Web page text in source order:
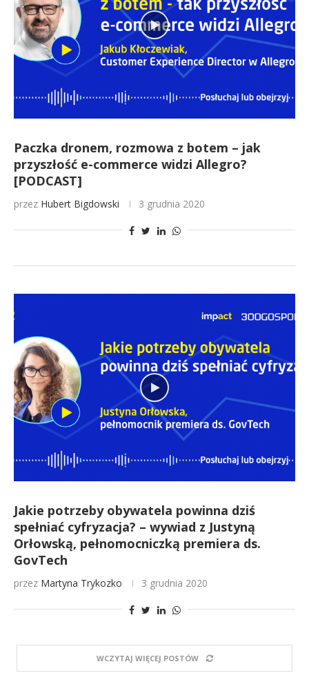
Paczka dronem, rozmowa z botem – jak
przyszłość e-commerce widzi Allegro?
[PODCAST]
przez Hubert Bigdowski 3 grudnia 2020
Jakie potrzeby obywatela powinna dziś
spełniać cyfryzacja? – wywiad z Justyną
Orłowską, pełnomocniczką premiera ds.
GovTech
przez Martyna Trykozko 3 grudnia 2020
WCZYTAJ WIĘCEJ POSTÓW